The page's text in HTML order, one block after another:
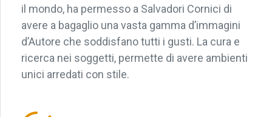
il mondo, ha permesso a Salvadori Cornici di
avere a bagaglio una vasta gamma d’immagini
d’Autore che soddisfano tutti i gusti. La cura e
ricerca nei soggetti, permette di avere ambienti
unici arredati con stile.